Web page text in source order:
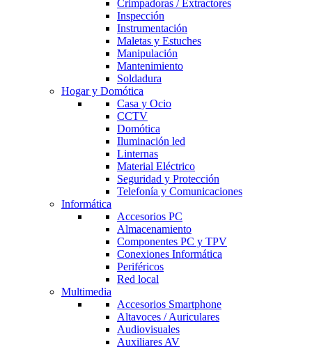
Crimpadoras / Extractores
Inspección
Instrumentación
Maletas y Estuches
Manipulación
Mantenimiento
Soldadura
Hogar y Domótica
Casa y Ocio
CCTV
Domótica
Iluminación led
Linternas
Material Eléctrico
Seguridad y Protección
Telefonía y Comunicaciones
Informática
Accesorios PC
Almacenamiento
Componentes PC y TPV
Conexiones Informática
Periféricos
Red local
Multimedia
Accesorios Smartphone
Altavoces / Auriculares
Audiovisuales
Auxiliares AV